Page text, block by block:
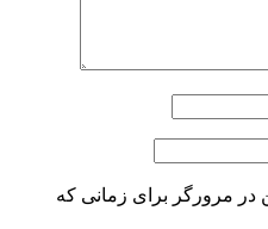
در مرورگر برای زمانی که